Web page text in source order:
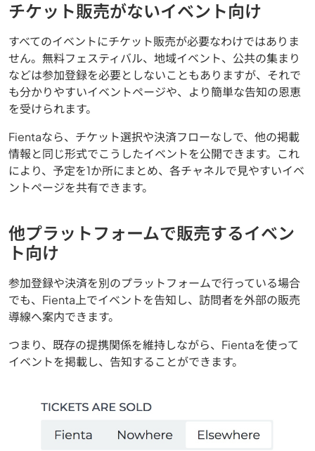
チケット販売がないイベント向け
すべてのイベントにチケット販売が必要なわけではありま
せん。無料フェスティバル、地域イベント、公共の集まり
などは参加登録を必要としないこともありますが、それで
も分かりやすいイベントページや、より簡単な告知の恩恵
を受けられます。
Fientaなら、チケット選択や決済フローなしで、他の掲載
情報と同じ形式でこうしたイベントを公開できます。これ
により、予定を1か所にまとめ、各チャネルで見やすいイベ
ントページを共有できます。
他プラットフォームで販売するイベン
ト向け
参加登録や決済を別のプラットフォームで行っている場合
でも、Fienta上でイベントを告知し、訪問者を外部の販売
導線へ案内できます。
つまり、既存の提携関係を維持しながら、Fientaを使って
イベントを掲載し、告知することができます。